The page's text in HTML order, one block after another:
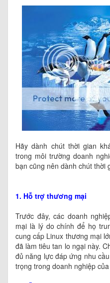
Hãy dành chút thời gian
trong môi trường doanh
bạn cũng nên dành chút thời
1. Hỗ trợ thương mại
Trước đây, các doanh
mại là lý do chính để họ
cung cấp Linux thương mại
đã làm tiêu tan lo ngại này.
đủ năng lực đáp ứng nhu
trọng trong doanh nghiệp